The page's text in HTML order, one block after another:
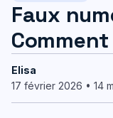
Faux
Elisa
17 février 2026 • 14